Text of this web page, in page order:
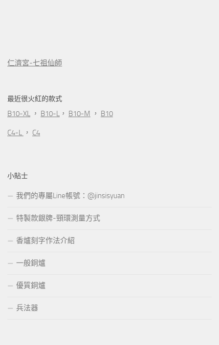
仁濟宮-七祖仙師
最近很火紅的款式
B10-XL ， B10-L ， B10-M ， B10
C4-L ， C4
小貼士
我們的專屬Line帳號：@jinsisyuan
特製款銀牌-頸環測量方式
香爐刻字作法介紹
一般銅爐
優質銅爐
兵法器